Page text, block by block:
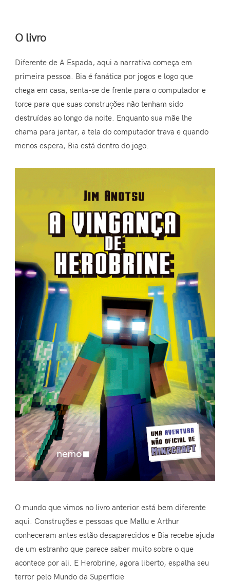
O livro
Diferente de A Espada, aqui a narrativa começa em
primeira pessoa. Bia é fanática por jogos e logo que
chega em casa, senta-se de frente para o computador e
torce para que suas construções não tenham sido
destruídas ao longo da noite. Enquanto sua mãe lhe
chama para jantar, a tela do computador trava e quando
menos espera, Bia está dentro do jogo.
O mundo que vimos no livro anterior está bem diferente
aqui. Construções e pessoas que Mallu e Arthur
conheceram antes estão desaparecidos e Bia recebe ajuda
de um estranho que parece saber muito sobre o que
acontece por ali. E Herobrine, agora liberto, espalha seu
terror pelo Mundo da Superfície